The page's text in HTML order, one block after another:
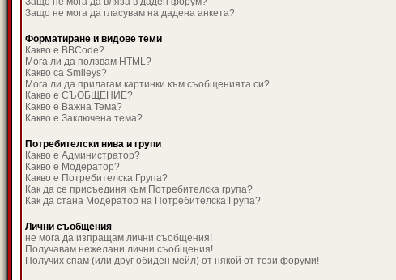
Защо не мога да гласувам на дадена анкета?
Форматиране и видове теми
Какво е BBCode?
Мога ли да ползвам HTML?
Какво са Smileys?
Мога ли да прилагам картинки към съобщенията си?
Какво е СЪОБЩЕНИЕ?
Какво е Важна Тема?
Какво е Заключена тема?
Потребителски нива и групи
Какво е Администратор?
Какво е Модератор?
Какво е Потребителска Група?
Как да се присъединя към Потребителска група?
Как да стана Модератор на Потребителска Група?
Лични съобщения
не мога да изпращам лични съобщения!
Получавам нежелани лични съобщения!
Получих спам (или друг обиден мейл) от някой от тези форуми!